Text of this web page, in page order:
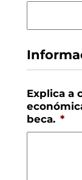
Explica a
beca. *